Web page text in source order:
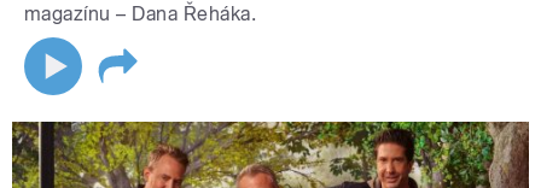
magazínu – Dana Řeháka.